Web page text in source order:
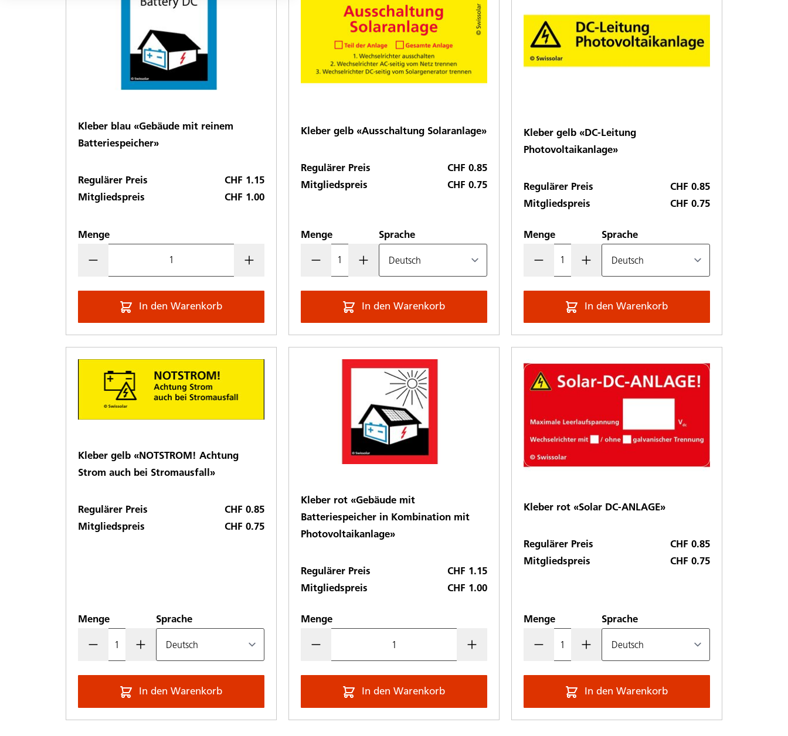
Kleber blau «Gebäude mit reinem
Batteriespeicher»
Regulärer Preis
CHF 1.15
Mitgliedspreis
CHF 1.00
Menge
In den Warenkorb
Kleber gelb «Ausschaltung Solaranlage»
Regulärer Preis
CHF 0.85
Mitgliedspreis
CHF 0.75
Menge Sprache
In den Warenkorb
Kleber gelb «DC-Leitung
Photovoltaikanlage»
Regulärer Preis
CHF 0.85
Mitgliedspreis
CHF 0.75
Menge Sprache
In den Warenkorb
Kleber gelb «NOTSTROM! Achtung
Strom auch bei Stromausfall»
Regulärer Preis
CHF 0.85
Mitgliedspreis
CHF 0.75
Menge Sprache
In den Warenkorb
Kleber rot «Gebäude mit
Batteriespeicher in Kombination mit
Photovoltaikanlage»
Regulärer Preis
CHF 1.15
Mitgliedspreis
CHF 1.00
Menge
In den Warenkorb
Kleber rot «Solar DC-ANLAGE»
Regulärer Preis
CHF 0.85
Mitgliedspreis
CHF 0.75
Menge Sprache
In den Warenkorb